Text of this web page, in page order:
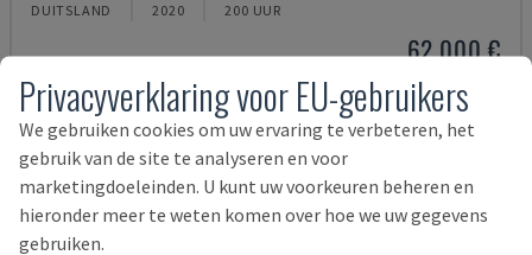
DUITSLAND 2020 200 UUR
62.000 €
Privacyverklaring voor EU-gebruikers
We gebruiken cookies om uw ervaring te verbeteren, het
gebruik van de site te analyseren en voor
marketingdoeleinden. U kunt uw voorkeuren beheren en
hieronder meer te weten komen over hoe we uw gegevens
gebruiken.